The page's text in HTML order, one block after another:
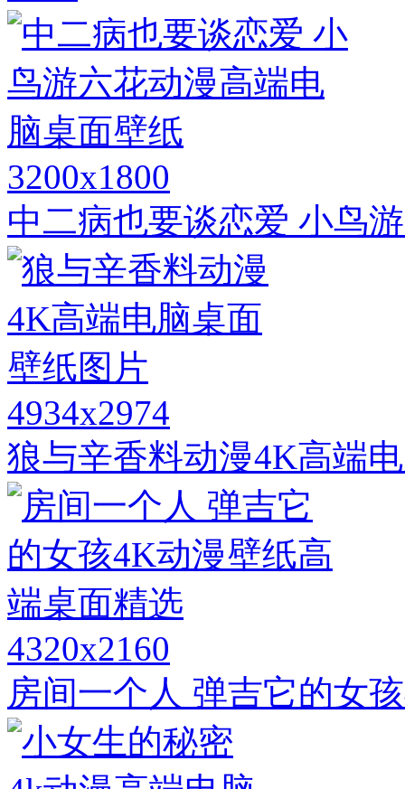
3200x1800
中二病也要谈恋爱 小鸟
4934x2974
狼与辛香料动漫4K高端
4320x2160
房间一个人 弹吉它的女